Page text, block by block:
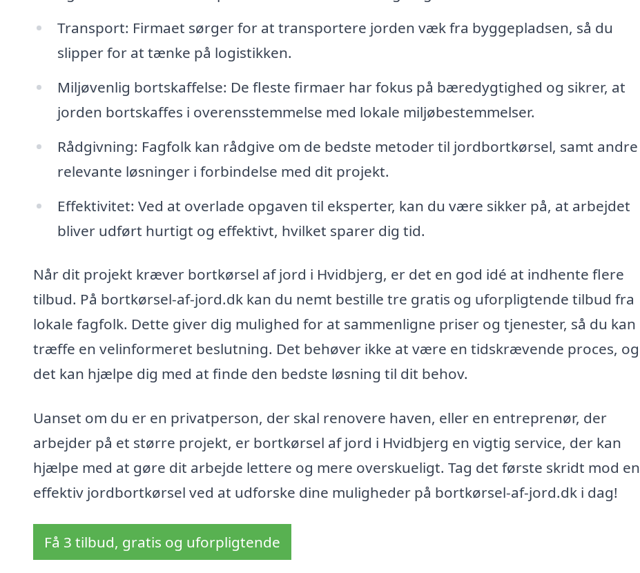
Transport: Firmaet sørger for at transportere jorden væk fra byggepladsen, så du
slipper for at tænke på logistikken.
Miljøvenlig bortskaffelse: De fleste firmaer har fokus på bæredygtighed og sikrer, at
jorden bortskaffes i overensstemmelse med lokale miljøbestemmelser.
Rådgivning: Fagfolk kan rådgive om de bedste metoder til jordbortkørsel, samt andre
relevante løsninger i forbindelse med dit projekt.
Effektivitet: Ved at overlade opgaven til eksperter, kan du være sikker på, at arbejdet
bliver udført hurtigt og effektivt, hvilket sparer dig tid.
Når dit projekt kræver bortkørsel af jord i Hvidbjerg, er det en god idé at indhente flere
tilbud. På bortkørsel-af-jord.dk kan du nemt bestille tre gratis og uforpligtende tilbud fra
lokale fagfolk. Dette giver dig mulighed for at sammenligne priser og tjenester, så du kan
træffe en velinformeret beslutning. Det behøver ikke at være en tidskrævende proces, og
det kan hjælpe dig med at finde den bedste løsning til dit behov.
Uanset om du er en privatperson, der skal renovere haven, eller en entreprenør, der
arbejder på et større projekt, er bortkørsel af jord i Hvidbjerg en vigtig service, der kan
hjælpe med at gøre dit arbejde lettere og mere overskueligt. Tag det første skridt mod en
effektiv jordbortkørsel ved at udforske dine muligheder på bortkørsel-af-jord.dk i dag!
Få 3 tilbud, gratis og uforpligtende